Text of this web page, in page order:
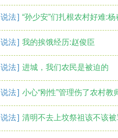
说法] “孙少安”们扎根农村好难:杨
说法] 我的挨饿经历:赵俊臣
说法] 进城，我们农民是被迫的
说法] 小心“刚性”管理伤了农村教
说法] 清明不去上坟祭祖该不该被